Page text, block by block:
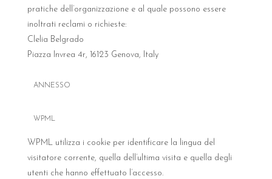
pratiche dell’organizzazione e al quale possono essere
inoltrati reclami o richieste:
Clelia Belgrado
Piazza Invrea 4r, 16123 Genova, Italy
ANNESSO
WPML
WPML utilizza i cookie per identificare la lingua del
visitatore corrente, quella dell’ultima visita e quella degli
utenti che hanno effettuato l’accesso.